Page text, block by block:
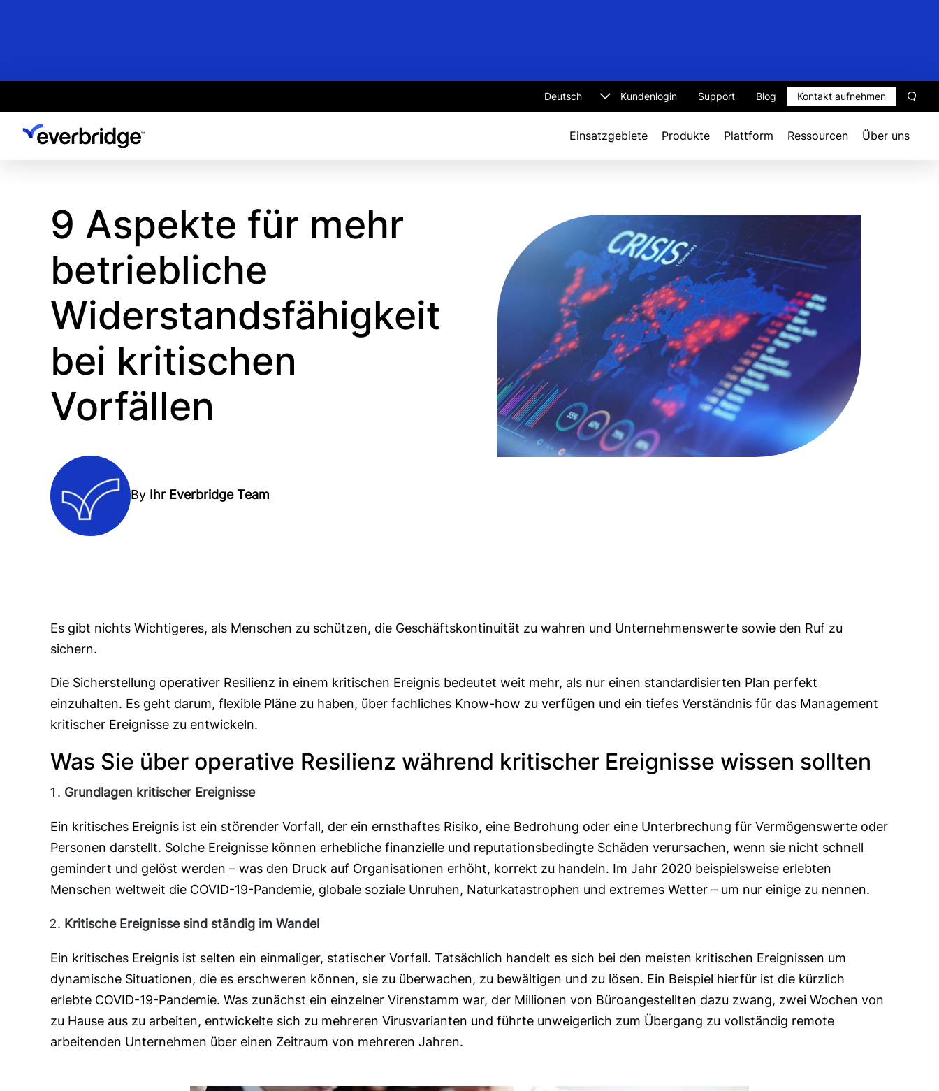
Select
Kundenlogin Support Blog Kontakt aufnehmen
Einsatzgebiete Produkte Plattform Ressourcen Über uns
9 Aspekte für mehr
betriebliche
Widerstandsfähigkeit
bei kritischen
Vorfällen
By Ihr Everbridge Team
Es gibt nichts Wichtigeres, als Menschen zu schützen, die Geschäftskontinuität zu wahren und Unternehmenswerte sowie den Ruf zu
sichern.
Die Sicherstellung operativer Resilienz in einem kritischen Ereignis bedeutet weit mehr, als nur einen standardisierten Plan perfekt
einzuhalten. Es geht darum, flexible Pläne zu haben, über fachliches Know-how zu verfügen und ein tiefes Verständnis für das Management
kritischer Ereignisse zu entwickeln.
Was Sie über operative Resilienz während kritischer Ereignisse wissen sollten
Grundlagen kritischer Ereignisse
Ein kritisches Ereignis ist ein störender Vorfall, der ein ernsthaftes Risiko, eine Bedrohung oder eine Unterbrechung für Vermögenswerte oder
Personen darstellt. Solche Ereignisse können erhebliche finanzielle und reputationsbedingte Schäden verursachen, wenn sie nicht schnell
gemindert und gelöst werden – was den Druck auf Organisationen erhöht, korrekt zu handeln. Im Jahr 2020 beispielsweise erlebten
Menschen weltweit die COVID-19-Pandemie, globale soziale Unruhen, Naturkatastrophen und extremes Wetter – um nur einige zu nennen.
Kritische Ereignisse sind ständig im Wandel
Ein kritisches Ereignis ist selten ein einmaliger, statischer Vorfall. Tatsächlich handelt es sich bei den meisten kritischen Ereignissen um
dynamische Situationen, die es erschweren können, sie zu überwachen, zu bewältigen und zu lösen. Ein Beispiel hierfür ist die kürzlich
erlebte COVID-19-Pandemie. Was zunächst ein einzelner Virenstamm war, der Millionen von Büroangestellten dazu zwang, zwei Wochen von
zu Hause aus zu arbeiten, entwickelte sich zu mehreren Virusvarianten und führte unweigerlich zum Übergang zu vollständig remote
arbeitenden Unternehmen über einen Zeitraum von mehreren Jahren.